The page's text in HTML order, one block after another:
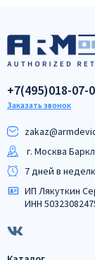
+7(495)018-07-
Заказать звонок
г. Москва
7 дней в
ИП Лякуткин
ИНН